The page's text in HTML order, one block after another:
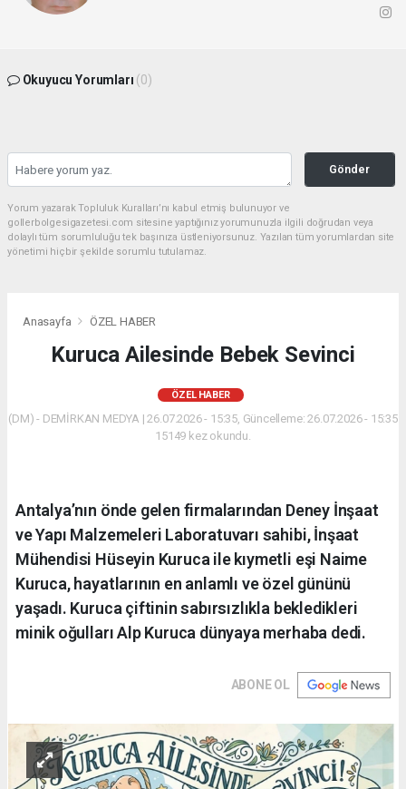
Okuyucu Yorumları (0)
Gönder
Yorum yazarak Topluluk Kuralları’nı kabul etmiş bulunuyor ve
gollerbolgesigazetesi.com sitesine yaptığınız yorumunuzla ilgili doğrudan veya
dolaylı tüm sorumluluğu tek başınıza üstleniyorsunuz. Yazılan tüm yorumlardan site
yönetimi hiçbir şekilde sorumlu tutulamaz.
Anasayfa ÖZEL HABER
Kuruca Ailesinde Bebek Sevinci
ÖZEL HABER
(DM) - DEMİRKAN MEDYA | 26.07.2026 - 15:35, Güncelleme: 26.07.2026 - 15:35
15149 kez okundu.
Antalya’nın önde gelen firmalarından Deney İnşaat
ve Yapı Malzemeleri Laboratuvarı sahibi, İnşaat
Mühendisi Hüseyin Kuruca ile kıymetli eşi Naime
Kuruca, hayatlarının en anlamlı ve özel gününü
yaşadı. Kuruca çiftinin sabırsızlıkla bekledikleri
minik oğulları Alp Kuruca dünyaya merhaba dedi.
ABONE OL